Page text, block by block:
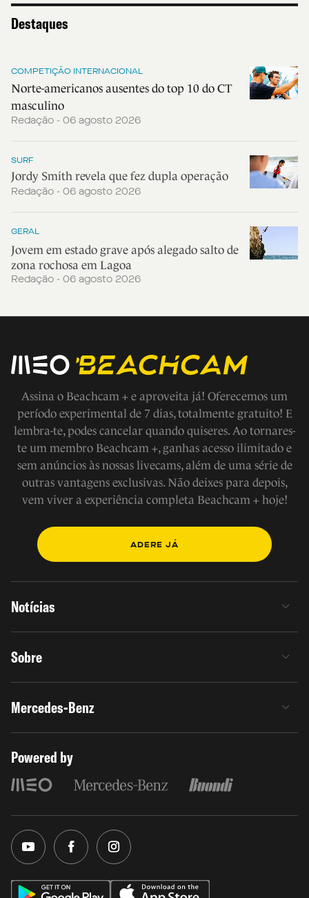
Destaques
COMPETIÇÃO INTERNACIONAL
Norte-americanos ausentes do top 10 do CT
masculino
Redação - 06 agosto 2026
SURF
Jordy Smith revela que fez dupla operação
Redação - 06 agosto 2026
GERAL
Jovem em estado grave após alegado salto de
zona rochosa em Lagoa
Redação - 06 agosto 2026
Assina o Beachcam + e aproveita já! Oferecemos um
período experimental de 7 dias, totalmente gratuito! E
lembra-te, podes cancelar quando quiseres. Ao tornares-
te um membro Beachcam +, ganhas acesso ilimitado e
sem anúncios às nossas livecams, além de uma série de
outras vantagens exclusivas. Não deixes para depois,
vem viver a experiência completa Beachcam + hoje!
ADERE JÁ
Notícias
Sobre
Mercedes-Benz
Powered by